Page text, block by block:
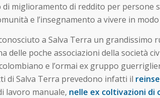
miglioramento di reddito per
e l’insegnamento a vivere in
a Salva Terra un
delle poche associazioni della società
e l’ormai ex gruppo
di Salva Terra prevedono infatti il
lavoro manuale, nelle ex coltivazioni